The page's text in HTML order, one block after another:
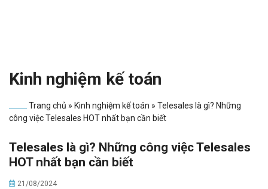
Kinh nghiệm kế toán
Trang chủ » Kinh nghiệm kế toán » Telesales là gì? Những
công việc Telesales HOT nhất bạn cần biết
Telesales là gì? Những công việc Telesales
HOT nhất bạn cần biết
21/08/2024